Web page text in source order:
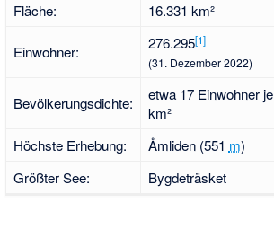
Fläche:
16.331 km²
Einwohner: 276.295[1]
(31. Dezember 2022)
Bevölkerungsdichte:
etwa 17 Einwohner je
km²
Höchste Erhebung:
Åmliden(551 m)
Größter See:
Bygdeträsket